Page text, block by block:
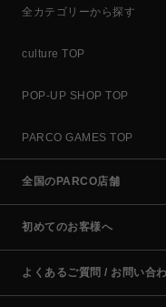
全カテゴリーから探す
culture TOP
POP-UP SHOP TOP
PARCO GAMES TOP
全国のPARCO店舗
初めてのお客様へ
よくあるご質問 / お問い合